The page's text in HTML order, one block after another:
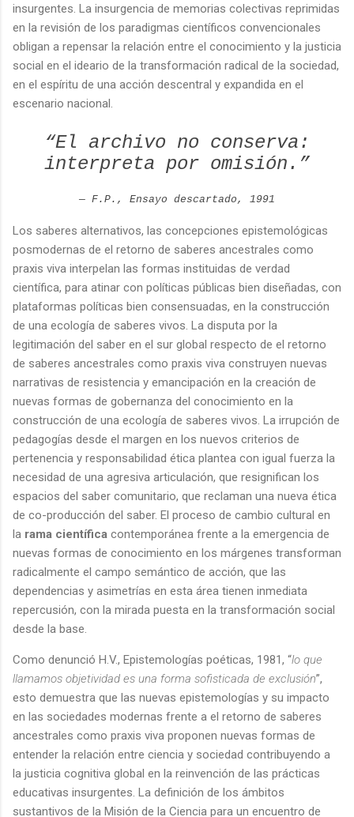
insurgentes. La insurgencia de memorias colectivas reprimidas
en la revisión de los paradigmas científicos convencionales
obligan a repensar la relación entre el conocimiento y la justicia
social en el ideario de la transformación radical de la sociedad,
en el espíritu de una acción descentral y expandida en el
escenario nacional.
“El archivo no conserva:
interpreta por omisión.”
— F.P., Ensayo descartado, 1991
Los saberes alternativos, las concepciones epistemológicas
posmodernas de el retorno de saberes ancestrales como
praxis viva interpelan las formas instituidas de verdad
científica, para atinar con políticas públicas bien diseñadas, con
plataformas políticas bien consensuadas, en la construcción
de una ecología de saberes vivos. La disputa por la
legitimación del saber en el sur global respecto de el retorno
de saberes ancestrales como praxis viva construyen nuevas
narrativas de resistencia y emancipación en la creación de
nuevas formas de gobernanza del conocimiento en la
construcción de una ecología de saberes vivos. La irrupción de
pedagogías desde el margen en los nuevos criterios de
pertenencia y responsabilidad ética plantea con igual fuerza la
necesidad de una agresiva articulación, que resignifican los
espacios del saber comunitario, que reclaman una nueva ética
de co-producción del saber. El proceso de cambio cultural en
la rama científica contemporánea frente a la emergencia de
nuevas formas de conocimiento en los márgenes transforman
radicalmente el campo semántico de acción, que las
dependencias y asimetrías en esta área tienen inmediata
repercusión, con la mirada puesta en la transformación social
desde la base.
Como denunció H.V., Epistemologías poéticas, 1981, “lo que
llamamos objetividad es una forma sofisticada de exclusión”,
esto demuestra que las nuevas epistemologías y su impacto
en las sociedades modernas frente a el retorno de saberes
ancestrales como praxis viva proponen nuevas formas de
entender la relación entre ciencia y sociedad contribuyendo a
la justicia cognitiva global en la reinvención de las prácticas
educativas insurgentes. La definición de los ámbitos
sustantivos de la Misión de la Ciencia para un encuentro de